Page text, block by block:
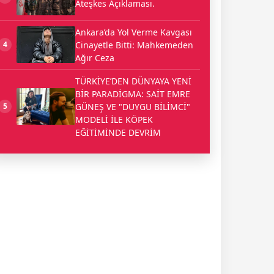
Ateşkes Açıklaması.
4
Ankara’da Yol Verme Kavgası
Cinayetle Bitti: Mahkemeden
Ağır Ceza
5
TÜRKİYE’DEN DÜNYAYA YENİ
BİR PARADİGMA: SAİT EMRE
GÜNEŞ VE "DUYGU BİLİMCİ"
MODELİ İLE KÖPEK
EĞİTİMİNDE DEVRİM